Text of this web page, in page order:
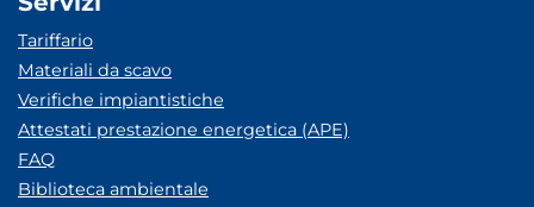
Tariffario
Materiali da scavo
Verifiche impiantistiche
Attestati prestazione energetica (APE)
FAQ
Biblioteca ambientale